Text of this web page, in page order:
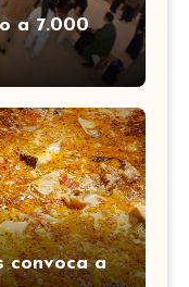
a 7.000
convoca a